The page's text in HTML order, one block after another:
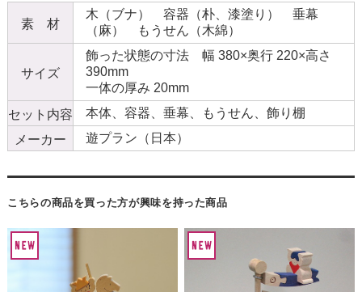
素 材
木（ブナ） 容器（朴、漆塗り） 垂幕
（麻） もうせん（木綿）
サイズ
飾った状態の寸法 幅 380×奥行 220×高さ
390mm
一体の厚み 20mm
セット内容
本体、容器、垂幕、もうせん、飾り棚
メーカー
遊プラン（日本）
こちらの商品を買った方が興味を持った商品